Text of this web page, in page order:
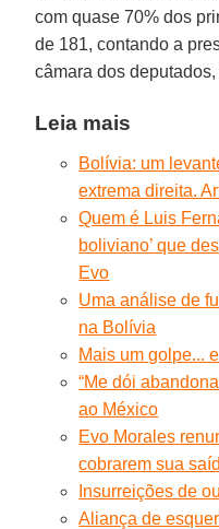
com quase 70% dos
de 181, contando a
câmara dos
Leia mais
Bolívia: um
extrema direita.
Quem é Luis
boliviano’ que
Evo
Uma análise de
na Bolívia
Mais um golpe...
“Me dói
ao México
Evo Morales
cobrarem sua
Insurreições de
Aliança de